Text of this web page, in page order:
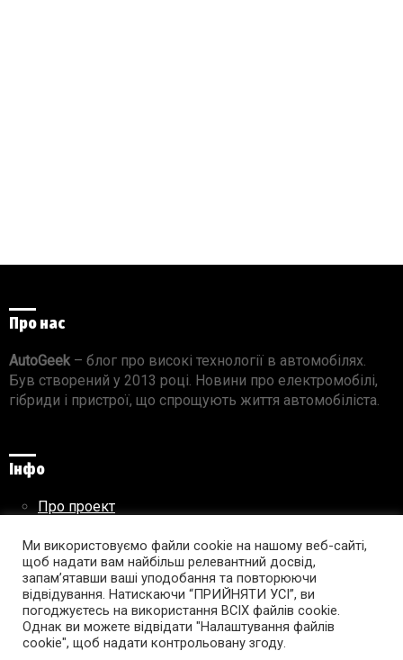
Про нас
AutoGeek– блог про високі технології в автомобілях.
Був створений у 2013 році. Новини про електромобілі,
гібриди і пристрої, що спрощують життя автомобіліста.
Інфо
Про проект
Правила використання матеріалів
Підпишись на AutoGeek!
facebooktwitter instagramyoutube tumblr linkedin
Ми використовуємо файли cookie на нашому веб-сайті,
щоб надати вам найбільш релевантний досвід,
запам’ятавши ваші уподобання та повторюючи
відвідування. Натискаючи “ПРИЙНЯТИ УСІ”, ви
погоджуєтесь на використання ВСІХ файлів cookie.
Однак ви можете відвідати "Налаштування файлів
cookie", щоб надати контрольовану згоду.